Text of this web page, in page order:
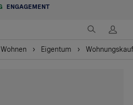
ENGAGEMENT
Wohnen Eigentum